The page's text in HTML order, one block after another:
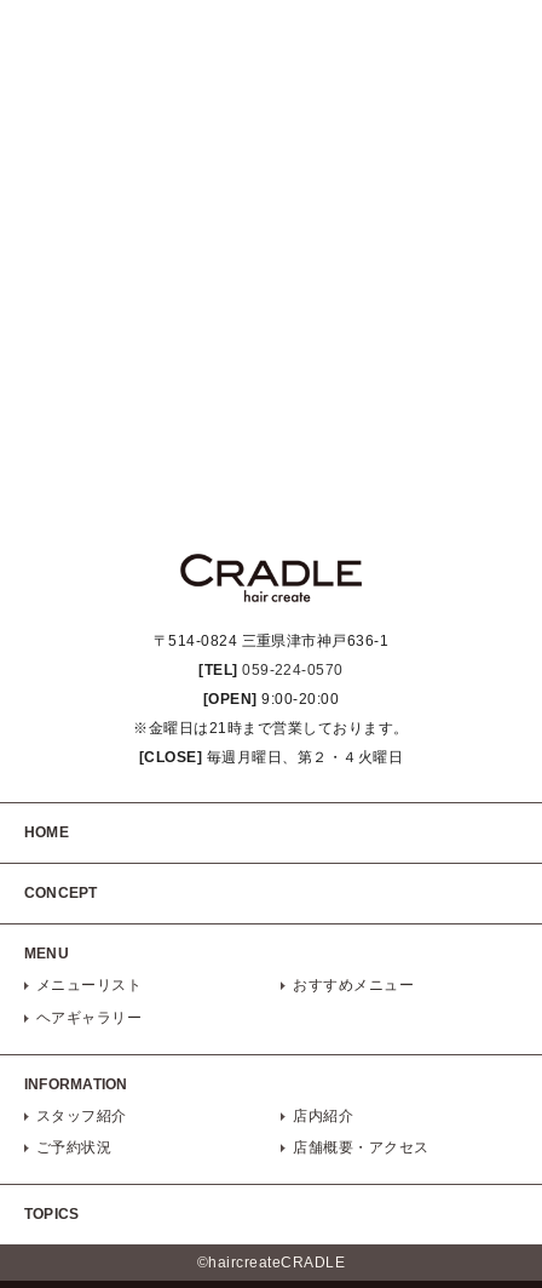
〒514-0824 三重県津市神戸636-1
[TEL] 059-224-0570
[OPEN] 9:00-20:00
※金曜日は21時まで営業しております。
[CLOSE] 毎週月曜日、第２・４火曜日
HOME
CONCEPT
MENU
メニューリスト
おすすめメニュー
ヘアギャラリー
INFORMATION
スタッフ紹介
店内紹介
ご予約状況
店舗概要・アクセス
TOPICS
©haircreateCRADLE